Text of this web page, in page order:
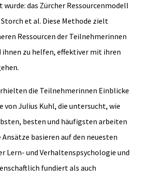
das Zürcher Ressourcenmodell
Storch et al. Diese Methode zielt
Ressourcen der Teilnehmerinnen
ihnen zu helfen, effektiver mit ihren
die Teilnehmerinnen Einblicke
von Julius Kuhl, die untersucht, wie
besten und häufigsten arbeiten
Ansätze basieren auf den neuesten
Lern- und Verhaltenspsychologie und
fundiert als auch